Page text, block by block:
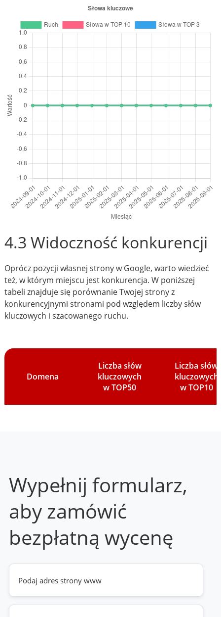
4.3 Widoczność konkurencji
Oprócz pozycji własnej strony w Google, warto wiedzieć
też, w którym miejscu jest konkurencja. W poniższej
tabeli znajduje się porównanie Twojej strony z
konkurencyjnymi stronami pod względem liczby słów
kluczowych i szacowanego ruchu.
Domena
Liczba słów
kluczowych
w TOP50
Liczba słów
kluczowych
w TOP10
Wypełnij formularz,
aby zamówić
bezpłatną wycenę
Twoja
strona
www
(wymagane)
Telefon